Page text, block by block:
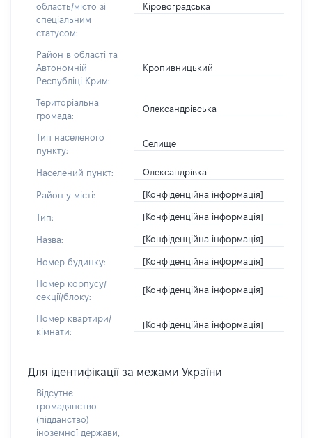
область/місто зі
спеціальним
статусом:
Кіровоградська
Район в області та
Автономній
Республіці Крим:
Кропивницький
Територіальна
громада:
Олександрівська
Тип населеного
пункту:
Селище
Населений пункт: Олександрівка
Район у місті: [Конфіденційна інформація]
Тип: [Конфіденційна інформація]
Назва: [Конфіденційна інформація]
Номер будинку: [Конфіденційна інформація]
Номер корпусу/
секції/блоку:
[Конфіденційна інформація]
Номер квартири/
кімнати:
[Конфіденційна інформація]
Для ідентифікації за межами України
Відсутнє
громадянство
(підданство)
іноземної держави,